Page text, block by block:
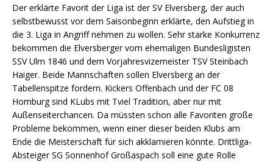
Der erklärte Favorit der Liga ist der SV Elversberg, der auch
selbstbewusst vor dem Saisonbeginn erklärte, den Aufstieg in
die 3. Liga in Angriff nehmen zu wollen. Sehr starke Konkurrenz
bekommen die Elversberger vom ehemaligen Bundesligisten
SSV Ulm 1846 und dem Vorjahresvizemeister TSV Steinbach
Haiger. Beide Mannschaften sollen Elversberg an der
Tabellenspitze fordern. Kickers Offenbach und der FC 08
Homburg sind KLubs mit Tviel Tradition, aber nur mit
Außenseiterchancen. Da müssten schon alle Favoriten große
Probleme bekommen, wenn einer dieser beiden Klubs am
Ende die Meisterschaft für sich akklamieren könnte. Drittliga-
Absteiger SG Sonnenhof Großaspach soll eine gute Rolle